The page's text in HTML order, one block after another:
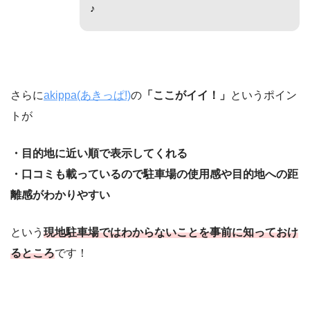
♪
さらにakippa(あきっぱ!)の 「ここがイイ！」 というポイン
トが
・目的地に近い順で表示してくれる
・口コミも載っているので駐車場の使用感や目的地への距
離感がわかりやすい
という 現地駐車場ではわからないことを事前に知っておけ
るところです！